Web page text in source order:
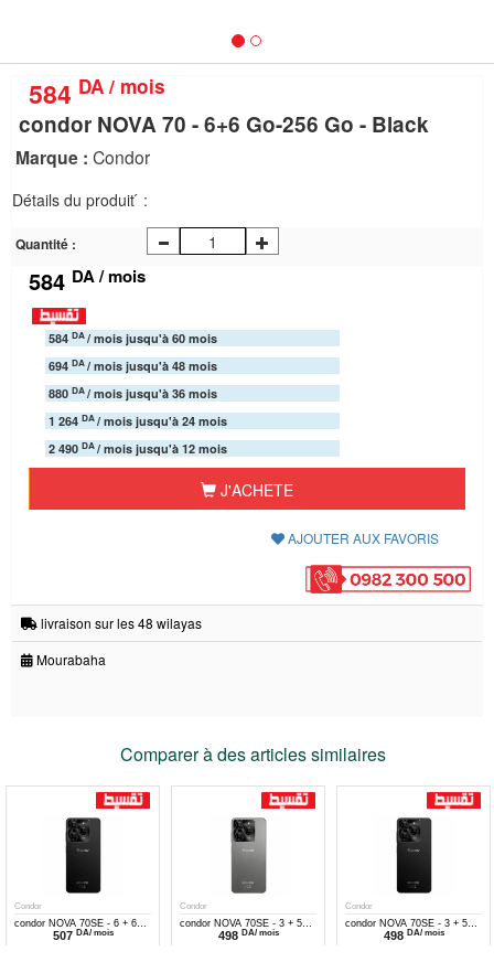
Aide
584 DA / mois
condor NOVA 70 - 6+6 Go-256 Go - Black
Marque : Condor
Détails du produit ́ :
Quantité :
584 DA / mois
584 DA/ mois jusqu'à 60 mois
694 DA/ mois jusqu'à 48 mois
880 DA/ mois jusqu'à 36 mois
1 264 DA/ mois jusqu'à 24 mois
2 490 DA/ mois jusqu'à 12 mois
J'ACHETE
AJOUTER AUX FAVORIS
livraison sur les 48 wilayas
Mourabaha
Comparer à des articles similaires
Condor
condor NOVA 70SE - 6 + 6
Go - 128 Go - BLACK
507 DA/ mois
Condor
condor NOVA 70SE - 3 + 5
Go - 128 Go - Titanium
498 DA/ mois
Condor
condor NOVA 70SE - 3 + 5
Go - 128 Go - Black
498 DA/ mois